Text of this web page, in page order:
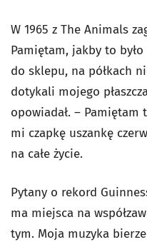
W 1965 z The Animals
Pamiętam, jakby to było
do sklepu, na półkach
dotykali mojego
opowiadał. – Pamiętam
mi czapkę uszankę
na całe życie.
Pytany o rekord
ma miejsca na
tym. Moja muzyka